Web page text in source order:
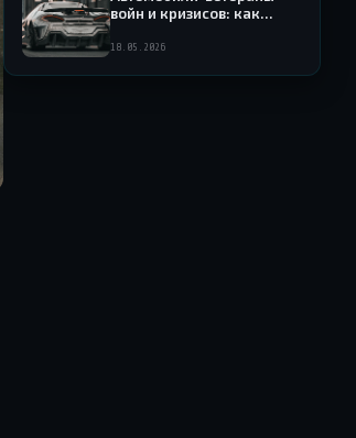
войн и кризисов: как
экономики отражались на
18.05.2026